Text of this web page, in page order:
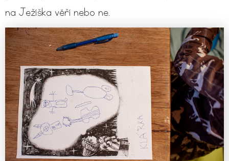
na Ježíška věří nebo ne.